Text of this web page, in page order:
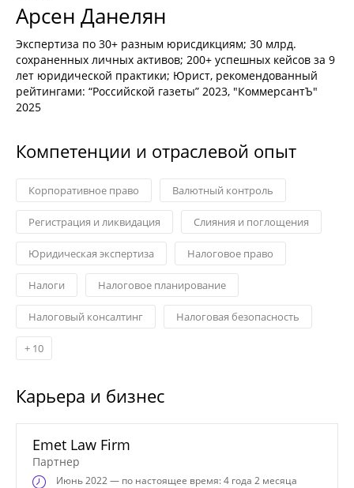
Арсен Данелян
Экспертиза по 30+ разным юрисдикциям; 30 млрд.
сохраненных личных активов; 200+ успешных кейсов за 9
лет юридической практики; Юрист, рекомендованный
рейтингами: “Российской газеты” 2023, "КоммерсантЪ"
2025
Компетенции и отраслевой опыт
Корпоративное право Валютный контроль
Регистрация и ликвидация Слияния и поглощения
Юридическая экспертиза Налоговое право
Налоги Налоговое планирование
Налоговый консалтинг Налоговая безопасность
+ 10
Карьера и бизнес
Emet Law Firm
Партнер
Июнь2022 — по настоящее время: 4 года 2 месяца